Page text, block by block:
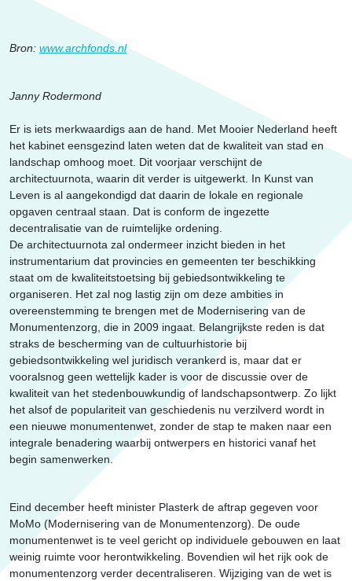
Actueel
Overheid
Bron: www.archfonds.nl
Janny Rodermond
Er is iets merkwaardigs aan de hand. Met Mooier Nederland heeft
het kabinet eensgezind laten weten dat de kwaliteit van stad en
landschap omhoog moet. Dit voorjaar verschijnt de
architectuurnota, waarin dit verder is uitgewerkt. In Kunst van
Leven is al aangekondigd dat daarin de lokale en regionale
opgaven centraal staan. Dat is conform de ingezette
decentralisatie van de ruimtelijke ordening.
De architectuurnota zal ondermeer inzicht bieden in het
instrumentarium dat provincies en gemeenten ter beschikking
staat om de kwaliteitstoetsing bij gebiedsontwikkeling te
organiseren. Het zal nog lastig zijn om deze ambities in
overeenstemming te brengen met de Modernisering van de
Monumentenzorg, die in 2009 ingaat. Belangrijkste reden is dat
straks de bescherming van de cultuurhistorie bij
gebiedsontwikkeling wel juridisch verankerd is, maar dat er
vooralsnog geen wettelijk kader is voor de discussie over de
kwaliteit van het stedenbouwkundig of landschapsontwerp. Zo lijkt
het alsof de populariteit van geschiedenis nu verzilverd wordt in
een nieuwe monumentenwet, zonder de stap te maken naar een
integrale benadering waarbij ontwerpers en historici vanaf het
begin samenwerken.
Eind december heeft minister Plasterk de aftrap gegeven voor
MoMo (Modernisering van de Monumentenzorg). De oude
monumentenwet is te veel gericht op individuele gebouwen en laat
weinig ruimte voor herontwikkeling. Bovendien wil het rijk ook de
monumentenzorg verder decentraliseren. Wijziging van de wet is